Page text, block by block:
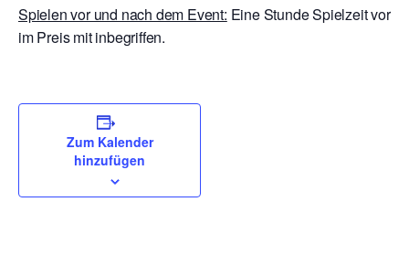
Spielen vor und nach dem Event: Eine Stunde Spielzeit vor
im Preis mit inbegriffen.
Zum Kalender
hinzufügen